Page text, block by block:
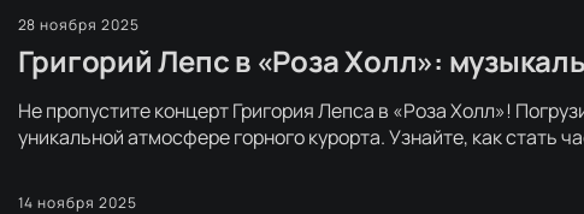
28 ноября 2025
Григорий Лепс в «Роза Холл»:
Не пропустите концерт Григория Лепса в «Роза Холл»!
уникальной атмосфере горного курорта. Узнайте, как стать
14 ноября 2025